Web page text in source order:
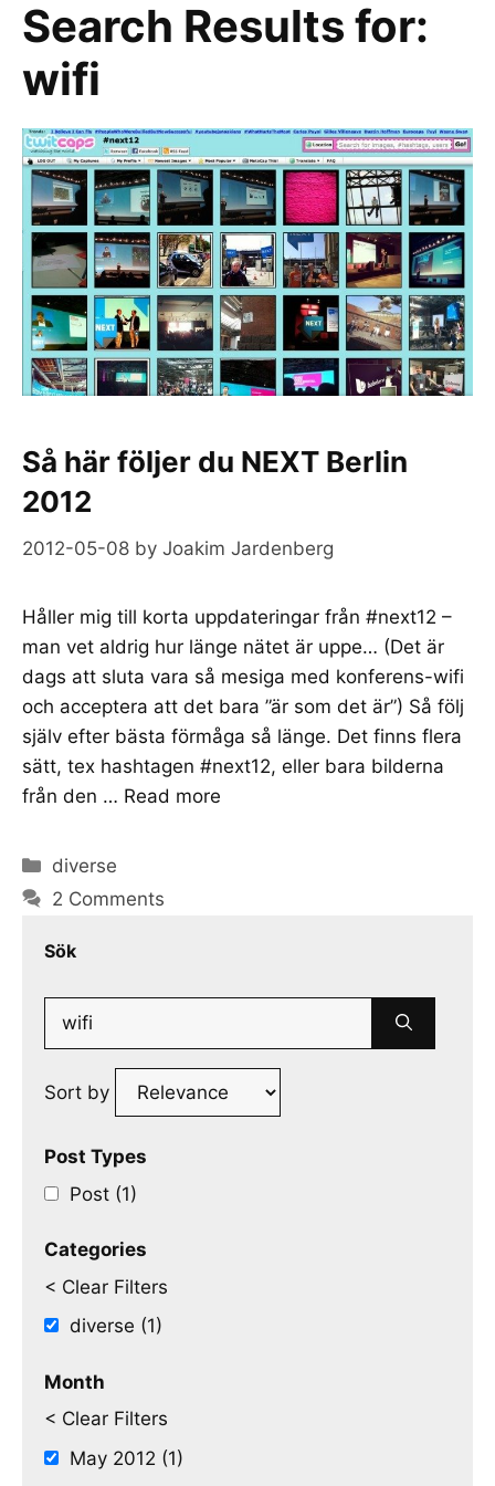
Search Results for:
wifi
Så här följer du NEXT Berlin
2012
2012-05-08 by Joakim Jardenberg
Håller mig till korta uppdateringar från #next12 –
man vet aldrig hur länge nätet är uppe… (Det är
dags att sluta vara så mesiga med konferens-wifi
och acceptera att det bara ”är som det är”) Så följ
själv efter bästa förmåga så länge. Det finns flera
sätt, tex hashtagen #next12, eller bara bilderna
från den … Read more
Categories
diverse
2 Comments
Sök
Search
Sort by
Post Types
Post (1)
Categories
< Clear Filters
diverse (1)
Month
< Clear Filters
May 2012 (1)